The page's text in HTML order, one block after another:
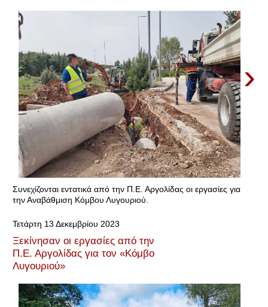
›
Συνεχίζονται εντατικά από την Π.Ε. Αργολίδας οι εργασίες για
την Αναβάθμιση Κόμβου Λυγουριού.
Τετάρτη 13 Δεκεμβρίου 2023
Ξεκίνησαν οι εργασίες από την
Π.Ε. Αργολίδας για τον «Κόμβο
Λυγουριού»